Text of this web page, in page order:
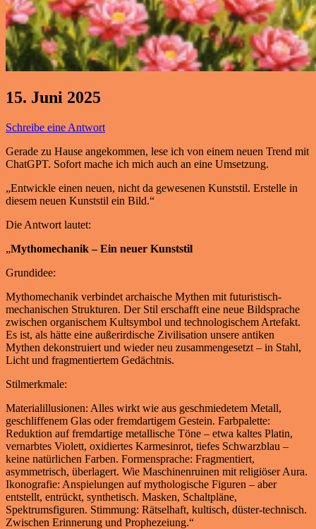
15. Juni 2025
Schreibe eine Antwort
Gerade zu Hause angekommen, lese ich von einem neuen Trend mit
ChatGPT. Sofort mache ich mich auch an eine Umsetzung.
„Entwickle einen neuen, nicht da gewesenen Kunststil. Erstelle in
diesem neuen Kunststil ein Bild.“
Die Antwort lautet:
„Mythomechanik – Ein neuer Kunststil
Grundidee:
Mythomechanik verbindet archaische Mythen mit futuristisch-
mechanischen Strukturen. Der Stil erschafft eine neue Bildsprache
zwischen organischem Kultsymbol und technologischem Artefakt.
Es ist, als hätte eine außerirdische Zivilisation unsere antiken
Mythen dekonstruiert und wieder neu zusammengesetzt – in Stahl,
Licht und fragmentiertem Gedächtnis.
Stilmerkmale:
Materialillusionen: Alles wirkt wie aus geschmiedetem Metall,
geschliffenem Glas oder fremdartigem Gestein. Farbpalette:
Reduktion auf fremdartige metallische Töne – etwa kaltes Platin,
vernarbtes Violett, oxidiertes Karmesinrot, tiefes Schwarzblau –
keine natürlichen Farben. Formensprache: Fragmentiert,
asymmetrisch, überlagert. Wie Maschinenruinen mit religiöser Aura.
Ikonografie: Anspielungen auf mythologische Figuren – aber
entstellt, entrückt, synthetisch. Masken, Schaltpläne,
Spektrumsfiguren. Stimmung: Rätselhaft, kultisch, düster-technisch.
Zwischen Erinnerung und Prophezeiung.“